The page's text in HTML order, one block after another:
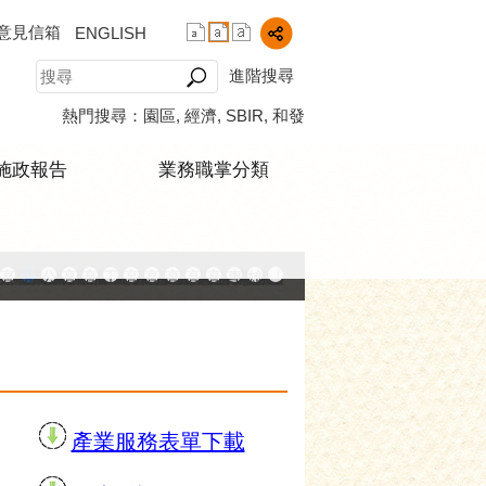
見信箱 ENGLISH
進階搜尋
熱門搜尋： 園區 經濟 SBIR 和發
政報告 業務職掌分類
企業升級輔導網站
大港創艦
科技創新園區
記線上申辦系統
產業園區
高雄工業資訊平台
高雄本洲產業園區服務中心
公司、商業登記主題網
高雄市友善商家
高雄市政府經濟發展局-工業管線查詢系統
工業管線防災教育資訊網
高雄市綠能管理資訊整合系統平台 - 綠能資訊
高雄市綠能管理資訊整合系統平台 -
高雄淨零商轉服務平台
高雄招商網
高雄會展網
專刊『雄心.大誌』
雄心高飛 創新經典
「我的E政府」入口網
產業服務表單下載